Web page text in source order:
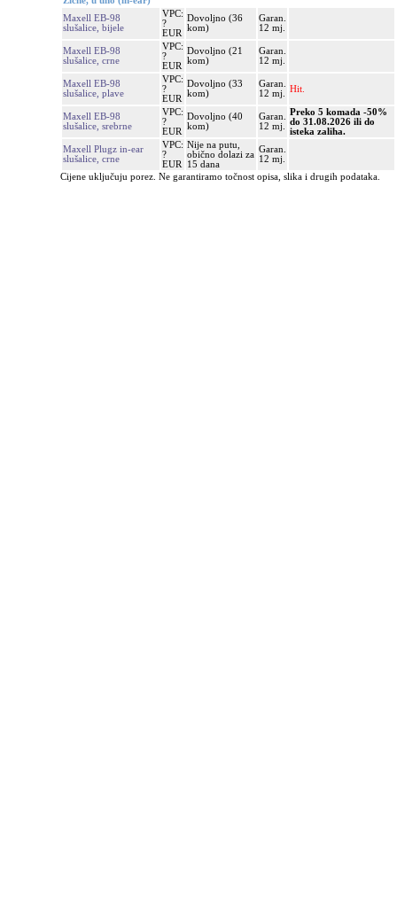
Maxell EB-98
slušalice, bijele
VPC:
?
EUR
Dovoljno (36
kom)
Garan.
12 mj.
Maxell EB-98
slušalice, crne
VPC:
?
EUR
Dovoljno (21
kom)
Garan.
12 mj.
Maxell EB-98
slušalice, plave
VPC:
?
EUR
Dovoljno (33
kom)
Garan.
12 mj.
Hit.
Maxell EB-98
slušalice, srebrne
VPC:
?
EUR
Dovoljno (40
kom)
Garan.
12 mj.
Preko 5 komada -50%
do 31.08.2026 ili do
isteka zaliha.
Maxell Plugz in-ear
slušalice, crne
VPC:
?
EUR
Nije na putu,
obično dolazi za
15 dana
Garan.
12 mj.
Cijene uključuju porez. Ne garantiramo točnost opisa, slika i drugih podataka.